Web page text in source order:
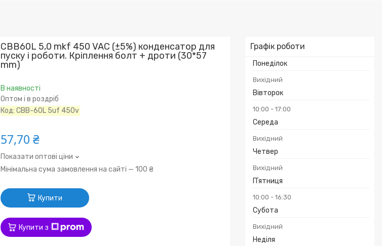
Графік роботи
Понеділок
Вихідний
Вівторок
10:00 17:00
Середа
Вихідний
Четвер
Вихідний
Пʼятниця
10:00 16:30
Субота
Вихідний
Неділя
CBB60L 5,0 mkf 450 VAC (±5%) конденсатор для
пуску і роботи. Кріплення болт + дроти (30*57
mm)
В наявності
Оптом і в роздріб
Код:CBB-60L 5uf 450v
57,70 ₴
Показати оптові ціни
Мінімальна сума замовлення на сайті — 100 ₴
Купити
Купити з